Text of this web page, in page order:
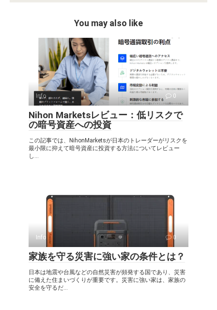
You may also like
Info 0
Nihon Marketsレビュー：低リスクで
の暗号資産への投資
この記事では、NihonMarketsが日本のトレーダーがリスクを
最小限に抑えて暗号資産に投資する方法についてレビュー
し...
Info 0
家族を守る災害に強い家の条件とは？
日本は地震や台風などの自然災害が頻発する国であり、災害
に備えた住まいづくりが重要です。災害に強い家は、家族の
安全を守るだ...